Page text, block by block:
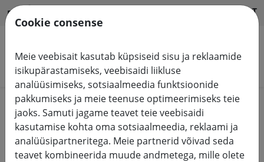
ET HILFE & SUPPORT
Otsi tooteid
Home Küünlad LED
Cookie consense
Meie veebisait kasutab küpsiseid sisu ja reklaamide
isikupärastamiseks, veebisaidi liikluse
analüüsimiseks, sotsiaalmeedia funktsioonide
pakkumiseks ja meie teenuse optimeerimiseks teie
jaoks. Samuti jagame teavet teie veebisaidi
kasutamise kohta oma sotsiaalmeedia, reklaami ja
analüüsipartneritega. Meie partnerid võivad seda
teavet kombineerida muude andmetega, mille olete